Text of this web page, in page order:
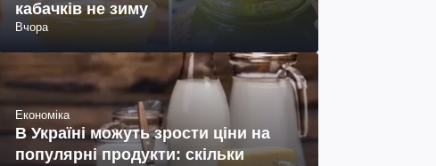
кабачків не зиму
Вчора
Економіка
В Україні можуть зрости ціни на
популярні продукти: скільки